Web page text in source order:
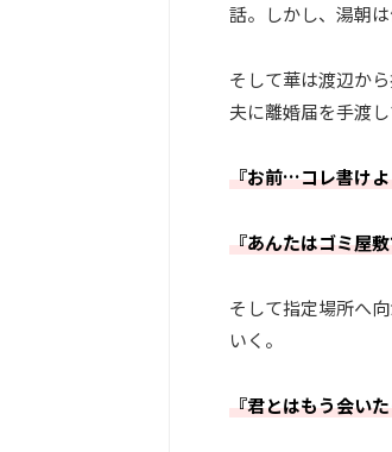
話。しかし、湯朝
そして華は渡辺か
夫に離婚届を手渡し
『お前…コレ書け
『あんたはゴミ屋
そして指定場所へ
いく。
『君とはもう会い